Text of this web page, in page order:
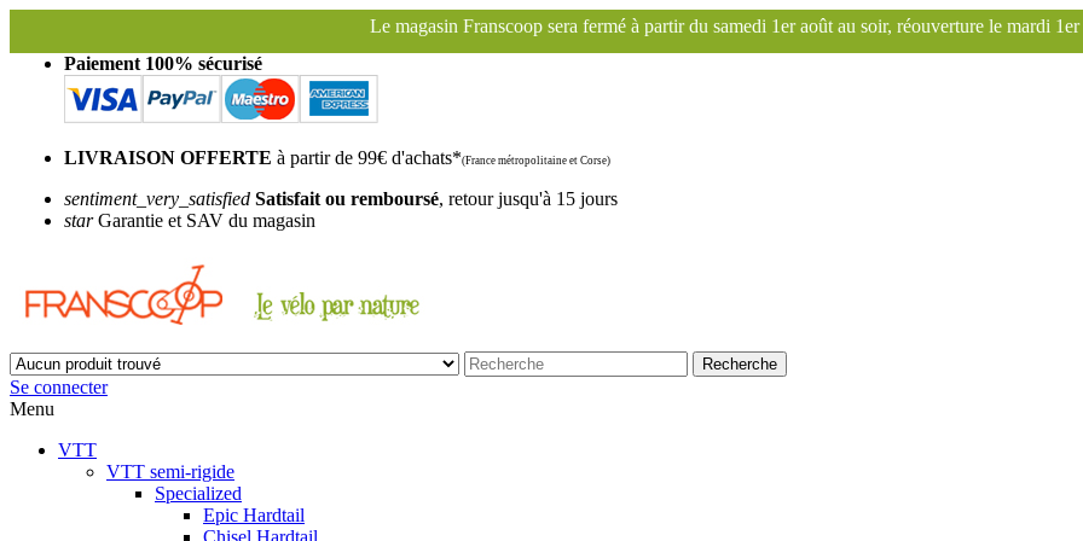
Le magasin Franscoop sera fermé à partir du samedi 1er août au soir, réouverture le mardi 1er septembre. Le site
Paiement 100% sécurisé
LIVRAISON OFFERTE à partir de 99€ d'achats*(France métropolitaine et Corse)
sentiment_very_satisfied Satisfait ou remboursé, retour jusqu'à 15 jours
starGarantie et SAV du magasin
Recherche
Se connecter
Menu
VTT
VTT semi-rigide
Specialized
Epic Hardtail
Chisel Hardtail